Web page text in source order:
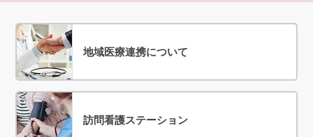
地域医療連携について
訪問看護ステーション